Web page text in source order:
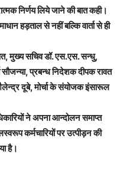
निर्णय लिये जाने की बात कही।
हड़ताल से नहीं बल्कि वार्ता से ही
मुख्य सचिव डॉ. एस.एस. सन्धु,
प्रबन्ध निदेशक दीपक रावत
दूबे, मोर्चा के संयोजक इंसारूल
ने अपना आन्दोलन समाप्त
कर्मचारियों पर उत्पीड़न की
है।